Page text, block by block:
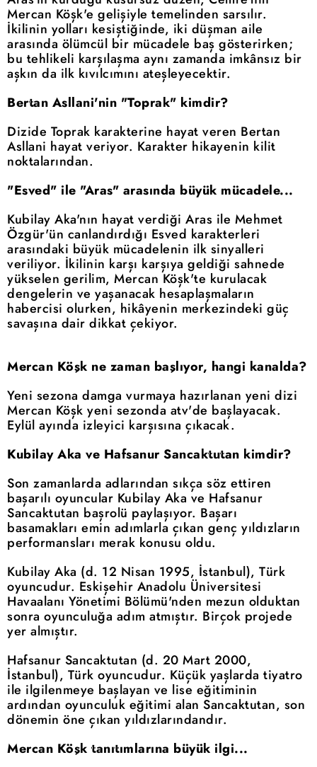
Mercan Köşk'e gelişiyle temelinden sarsılır.
İkilinin yolları kesiştiğinde, iki düşman aile
arasında ölümcül bir mücadele baş gösterirken;
bu tehlikeli karşılaşma aynı zamanda imkânsız bir
aşkın da ilk kıvılcımını ateşleyecektir.
Bertan Asllani'nin "Toprak" kimdir?
Dizide Toprak karakterine hayat veren Bertan
Asllani hayat veriyor. Karakter hikayenin kilit
noktalarından.
"Esved" ile "Aras" arasında büyük mücadele...
Kubilay Aka'nın hayat verdiği Aras ile Mehmet
Özgür'ün canlandırdığı Esved karakterleri
arasındaki büyük mücadelenin ilk sinyalleri
veriliyor. İkilinin karşı karşıya geldiği sahnede
yükselen gerilim, Mercan Köşk'te kurulacak
dengelerin ve yaşanacak hesaplaşmaların
habercisi olurken, hikâyenin merkezindeki güç
savaşına dair dikkat çekiyor.
Mercan Köşk ne zaman başlıyor, hangi kanalda?
Yeni sezona damga vurmaya hazırlanan yeni dizi
Mercan Köşk yeni sezonda atv'de başlayacak.
Eylül ayında izleyici karşısına çıkacak.
Kubilay Aka ve Hafsanur Sancaktutan kimdir?
Son zamanlarda adlarından sıkça söz ettiren
başarılı oyuncular Kubilay Aka ve Hafsanur
Sancaktutan başrolü paylaşıyor. Başarı
basamakları emin adımlarla çıkan genç yıldızların
performansları merak konusu oldu.
Kubilay Aka (d. 12 Nisan 1995, İstanbul), Türk
oyuncudur. Eskişehir Anadolu Üniversitesi
Havaalanı Yönetimi Bölümü'nden mezun olduktan
sonra oyunculuğa adım atmıştır. Birçok projede
yer almıştır.
Hafsanur Sancaktutan (d. 20 Mart 2000,
İstanbul), Türk oyuncudur. Küçük yaşlarda tiyatro
ile ilgilenmeye başlayan ve lise eğitiminin
ardından oyunculuk eğitimi alan Sancaktutan, son
dönemin öne çıkan yıldızlarındandır.
Mercan Köşk tanıtımlarına büyük ilgi...